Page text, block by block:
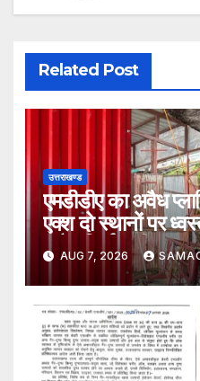
Related Post
उत्तराखण्ड
एमडीडीए का अवैध
एक्श दो स्थानों पर
अवैध निर्माण सील
AUG 7, 2026